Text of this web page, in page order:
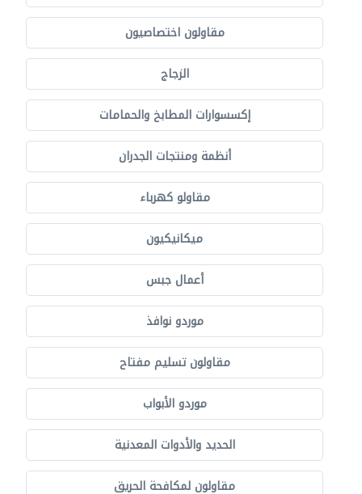
مقاولون اختصاصيون
الزجاج
إكسسوارات المطابخ والحمامات
أنظمة ومنتجات الجدران
مقاولو كهرباء
ميكانيكيون
أعمال جبس
موردو نوافذ
مقاولون تسليم مفتاح
موردو الأبواب
الحديد والأدوات المعدنية
مقاولون لمكافحة الحريق